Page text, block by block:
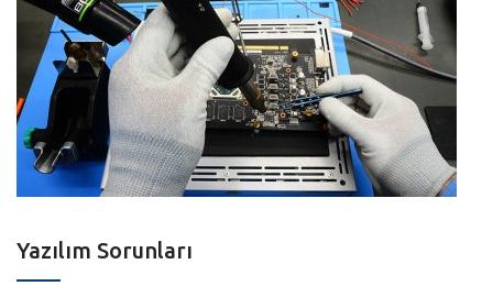
Yazılım Sorunları